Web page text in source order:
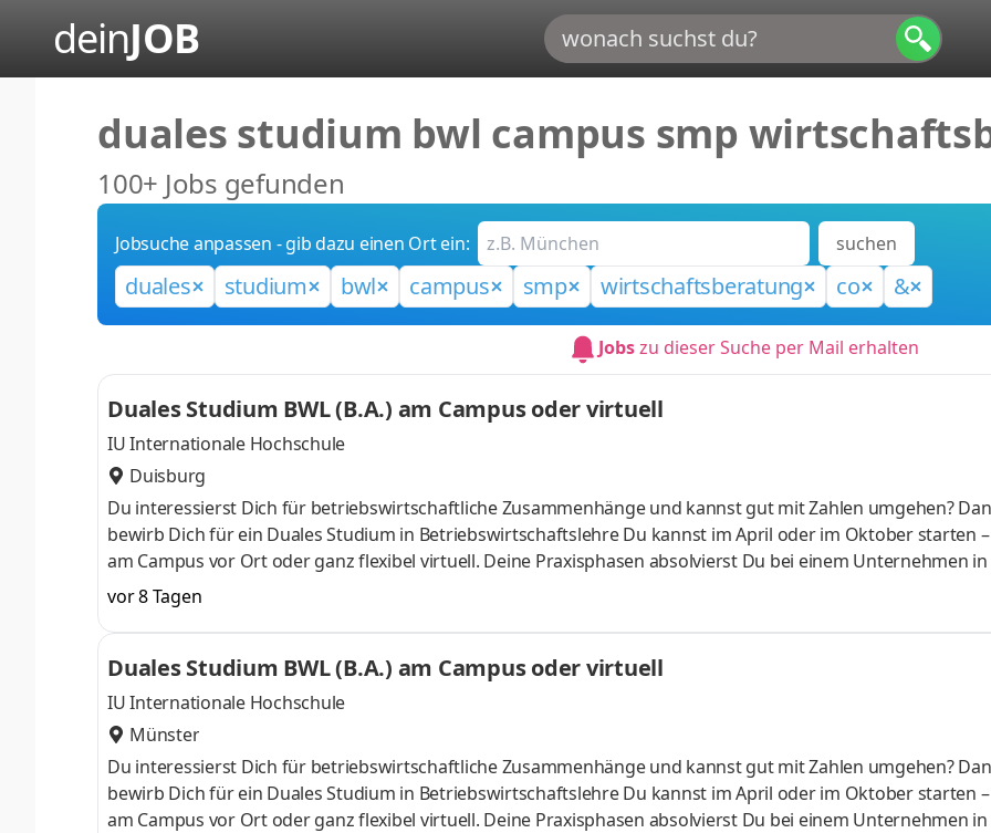
deinJOB
duales studium bwl campus smp
100+ Jobs gefunden
Jobsuche anpassen - gib dazu einen Ort ein: suchen
duales studium bwl campus smp wirtschaftsberatung co &
Jobszu dieser Suche per Mail erhalten
Duales Studium BWL (B.A.) am Campus oder virtuell
IU Internationale Hochschule
Duisburg
Du interessierst Dich für betriebswirtschaftliche Zusammenhänge und kannst gut mit Zahlen umgehen?
bewirb Dich für ein Duales Studium in Betriebswirtschaftslehre Du kannst im April oder im Oktober starten
am Campus vor Ort oder ganz flexibel virtuell. Deine Praxisphasen absolvierst Du bei einem Unternehmen
Nähe. Ab dem 3. Semester belegst Du eine von fünf Spezialisierungsmöglichkeiten – und kannst Dich so noch
gezielter auf Deinen Traumjob vorbereiten: Accounting &
ControllingSteuerberatungSozialmanagementHandelsmanagementLogistikmanagement Aufgaben Du
Studium ohne Numerus clausus oder Aufnahmeprüfung startenDu absolvierst ein staatlich anerkanntes
vor 8 Tagen
Duales Studium BWL (B.A.) am Campus oder virtuell
IU Internationale Hochschule
Münster
Du interessierst Dich für betriebswirtschaftliche Zusammenhänge und kannst gut mit Zahlen umgehen?
bewirb Dich für ein Duales Studium in Betriebswirtschaftslehre Du kannst im April oder im Oktober starten
am Campus vor Ort oder ganz flexibel virtuell. Deine Praxisphasen absolvierst Du bei einem Unternehmen